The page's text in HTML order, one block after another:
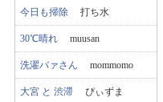
今日も掃除 打ち水
30℃晴れ muusan
洗濯バァさん mommomo
大宮 と 渋滞 ぴぃずま